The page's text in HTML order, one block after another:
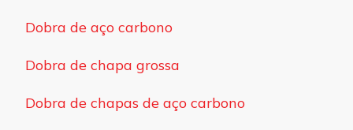
Dobra de aço carbono
Dobra de chapa grossa
Dobra de chapas de aço carbono